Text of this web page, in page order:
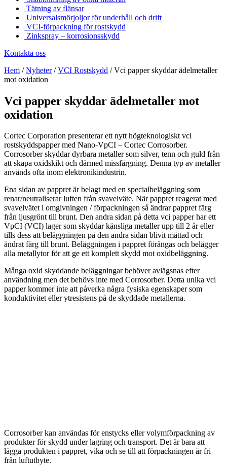
Tätning av flänsar
Universalsmörjoljor för underhåll och drift
VCI-förpackning för rostskydd
Zinkspray – korrosionsskydd
Kontakta oss
Hem /Nyheter/VCI Rostskydd /Vci papper skyddar ädelmetaller
mot oxidation
Vci papper skyddar ädelmetaller mot
oxidation
Cortec Corporation presenterar ett nytt högteknologiskt vci
rostskyddspapper med Nano-VpCI – Cortec Corrosorber.
Corrosorber skyddar dyrbara metaller som silver, tenn och guld från
att skapa oxidskikt och därmed missfärgning. Denna typ av metaller
används ofta inom elektronikindustrin.
Ena sidan av pappret är belagt med en specialbeläggning som
renar/neutraliserar luften från svavelväte. När pappret reagerat med
svavelvätet i omgivningen / förpackningen så ändrar pappret färg
från ljusgrönt till brunt. Den andra sidan på detta vci papper har ett
VpCI (VCI) lager som skyddar känsliga metaller upp till 2 år eller
tills dess att beläggningen på den andra sidan blivit mättad och
ändrat färg till brunt. Beläggningen i pappret förångas och belägger
alla metallytor för att ge ett komplett skydd mot oxidbeläggning.
Många oxid skyddande beläggningar behöver avlägsnas efter
användning men det behövs inte med Corrosorber. Detta unika vci
papper kommer inte att påverka några fysiska egenskaper som
konduktivitet eller ytresistens på de skyddade metallerna.
Corrosorber kan användas för enstycks eller volymförpackning av
produkter för skydd under lagring och transport. Det är bara att
lägga produkten i pappret, vika och se till att förpackningen är fri
från luftutbyte.